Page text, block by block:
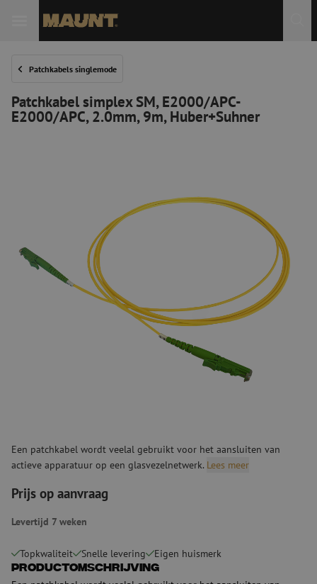
Patchkabels singlemode
Patchkabel simplex SM, E2000/APC-
E2000/APC, 2.0mm, 9m, Huber+Suhner
Een patchkabel wordt veelal gebruikt voor het aansluiten van
actieve apparatuur op een glasvezelnetwerk. Lees meer
Prijs op aanvraag
Levertijd 7 weken
Topkwaliteit Snelle levering Eigen huismerk
Productomschrijving